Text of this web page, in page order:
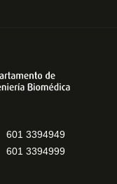
601 3394949
601 3394999